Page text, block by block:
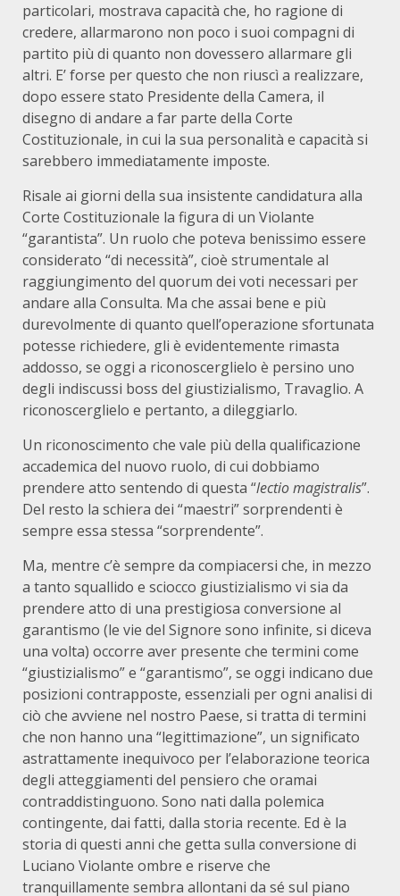
particolari, mostrava capacità che, ho ragione di
credere, allarmarono non poco i suoi compagni di
partito più di quanto non dovessero allarmare gli
altri. E’ forse per questo che non riuscì a realizzare,
dopo essere stato Presidente della Camera, il
disegno di andare a far parte della Corte
Costituzionale, in cui la sua personalità e capacità si
sarebbero immediatamente imposte.
Risale ai giorni della sua insistente candidatura alla
Corte Costituzionale la figura di un Violante
“garantista”. Un ruolo che poteva benissimo essere
considerato “di necessità”, cioè strumentale al
raggiungimento del quorum dei voti necessari per
andare alla Consulta. Ma che assai bene e più
durevolmente di quanto quell’operazione sfortunata
potesse richiedere, gli è evidentemente rimasta
addosso, se oggi a riconoscerglielo è persino uno
degli indiscussi boss del giustizialismo, Travaglio. A
riconoscerglielo e pertanto, a dileggiarlo.
Un riconoscimento che vale più della qualificazione
accademica del nuovo ruolo, di cui dobbiamo
prendere atto sentendo di questa “lectio magistralis”.
Del resto la schiera dei “maestri” sorprendenti è
sempre essa stessa “sorprendente”.
Ma, mentre c’è sempre da compiacersi che, in mezzo
a tanto squallido e sciocco giustizialismo vi sia da
prendere atto di una prestigiosa conversione al
garantismo (le vie del Signore sono infinite, si diceva
una volta) occorre aver presente che termini come
“giustizialismo” e “garantismo”, se oggi indicano due
posizioni contrapposte, essenziali per ogni analisi di
ciò che avviene nel nostro Paese, si tratta di termini
che non hanno una “legittimazione”, un significato
astrattamente inequivoco per l’elaborazione teorica
degli atteggiamenti del pensiero che oramai
contraddistinguono. Sono nati dalla polemica
contingente, dai fatti, dalla storia recente. Ed è la
storia di questi anni che getta sulla conversione di
Luciano Violante ombre e riserve che
tranquillamente sembra allontani da sé sul piano